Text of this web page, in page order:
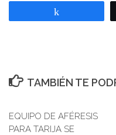
TAMBIÉN TE
EQUIPO DE AFÉRESIS
PARA TARIJA SE